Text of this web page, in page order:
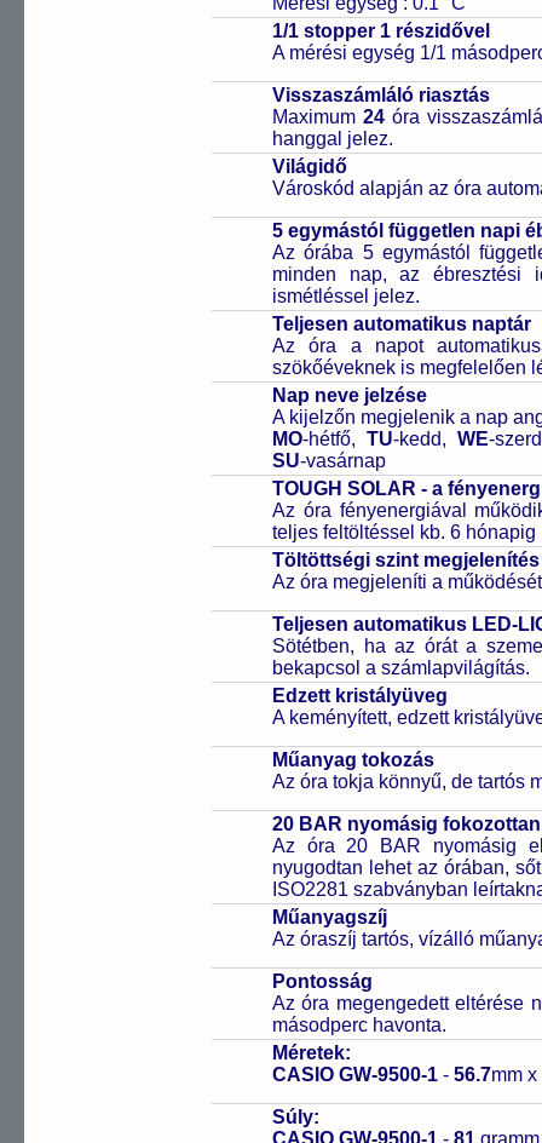
1/1 stopper 1 részidővel
A mérési egység 1/1
Visszaszámláló riasztás
Maximum24 óra
hanggal jelez.
Világidő
Városkód alapján az óra
5 egymástól független napi
Az órába 5 egymástól
minden nap, az ébresztési
ismétléssel jelez.
Teljesen automatikus naptár
Az óra a napot
szökőéveknek is megfelelően
Nap neve jelzése
A kijelzőn megjelenik a nap
MO-hétfő,TU-kedd,WE-
SU-vasárnap
TOUGH SOLAR - a
Az óra fényenergiával
teljes feltöltéssel kb. 6
Töltöttségi szint megjelenítés
Az óra megjeleníti a
Teljesen automatikus LED-
Sötétben, ha az órát a
bekapcsol a számlapvilágítás.
Edzett kristályüveg
A keményített, edzett
Műanyag tokozás
Az óra tokja könnyű, de tartós
20 BAR nyomásig
Az óra 20 BAR nyomásig
nyugodtan lehet az órában,
ISO2281 szabványban
Műanyagszíj
Az óraszíj tartós, vízálló
Pontosság
Az óra megengedett eltérése
másodperc havonta.
Méretek:
CASIO GW-9500-1 - 56.7mm x
Súly:
CASIO GW-9500-1 - 81 gramm